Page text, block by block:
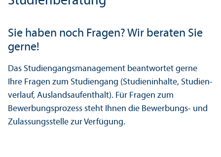
Sie haben noch Fragen? Wir beraten Sie
gerne!
Das Studien­gangs­management beantwortet gerne
Ihre Fragen zum Studien­gang (Studien­inhalte, Studien­
verlauf, Auslands­aufenthalt). Für Fragen zum
Bewerbungs­prozess steht Ihnen die Bewerbungs- und
Zulassungs­stelle zur Verfügung.